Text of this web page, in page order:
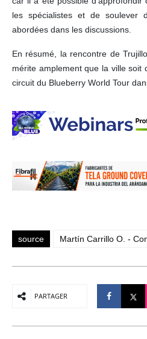
les spécialistes et de soulever
abordées dans les discussions.
En résumé, la rencontre de
mérite amplement que la ville soit
circuit du Blueberry World Tour
source Martín Carrillo O. -
PARTAGER